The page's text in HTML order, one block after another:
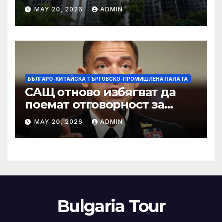
застрахователните
претенции на Wang Fuk
Court по план за обратно
изкупуване: Хоп
MAY 20, 2026 ADMIN
БЪЛГАРО-КИТАЙСКА ТЪРГОВСКО-ПРОМИШЛЕНА ПАЛAТА
САЩ отново избягват да
поемат отговорност за
нападението в училище в
Иран, при което загинаха
155 души
MAY 20, 2026 ADMIN
Bulgaria Tour